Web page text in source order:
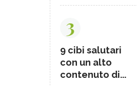
3
9 cibi salutari
con un alto
contenuto di...